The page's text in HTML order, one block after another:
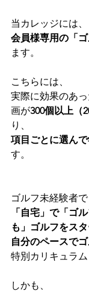
当カレッジには、
会員様専用の「ゴ
ます。
こちらには、
実際に効果のあ
画が300個以上（
り、
項目ごとに選ん
す。
ゴルフ未経験者で
「自宅」で「ゴ
も」ゴルフをスタ
自分のペースで
特別カリキュラム
しかも、